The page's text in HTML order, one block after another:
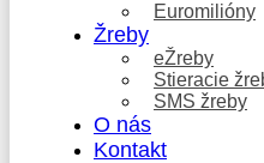
Euromilióny
Žreby
eŽreby
Stieracie
SMS žreby
O nás
Kontakt